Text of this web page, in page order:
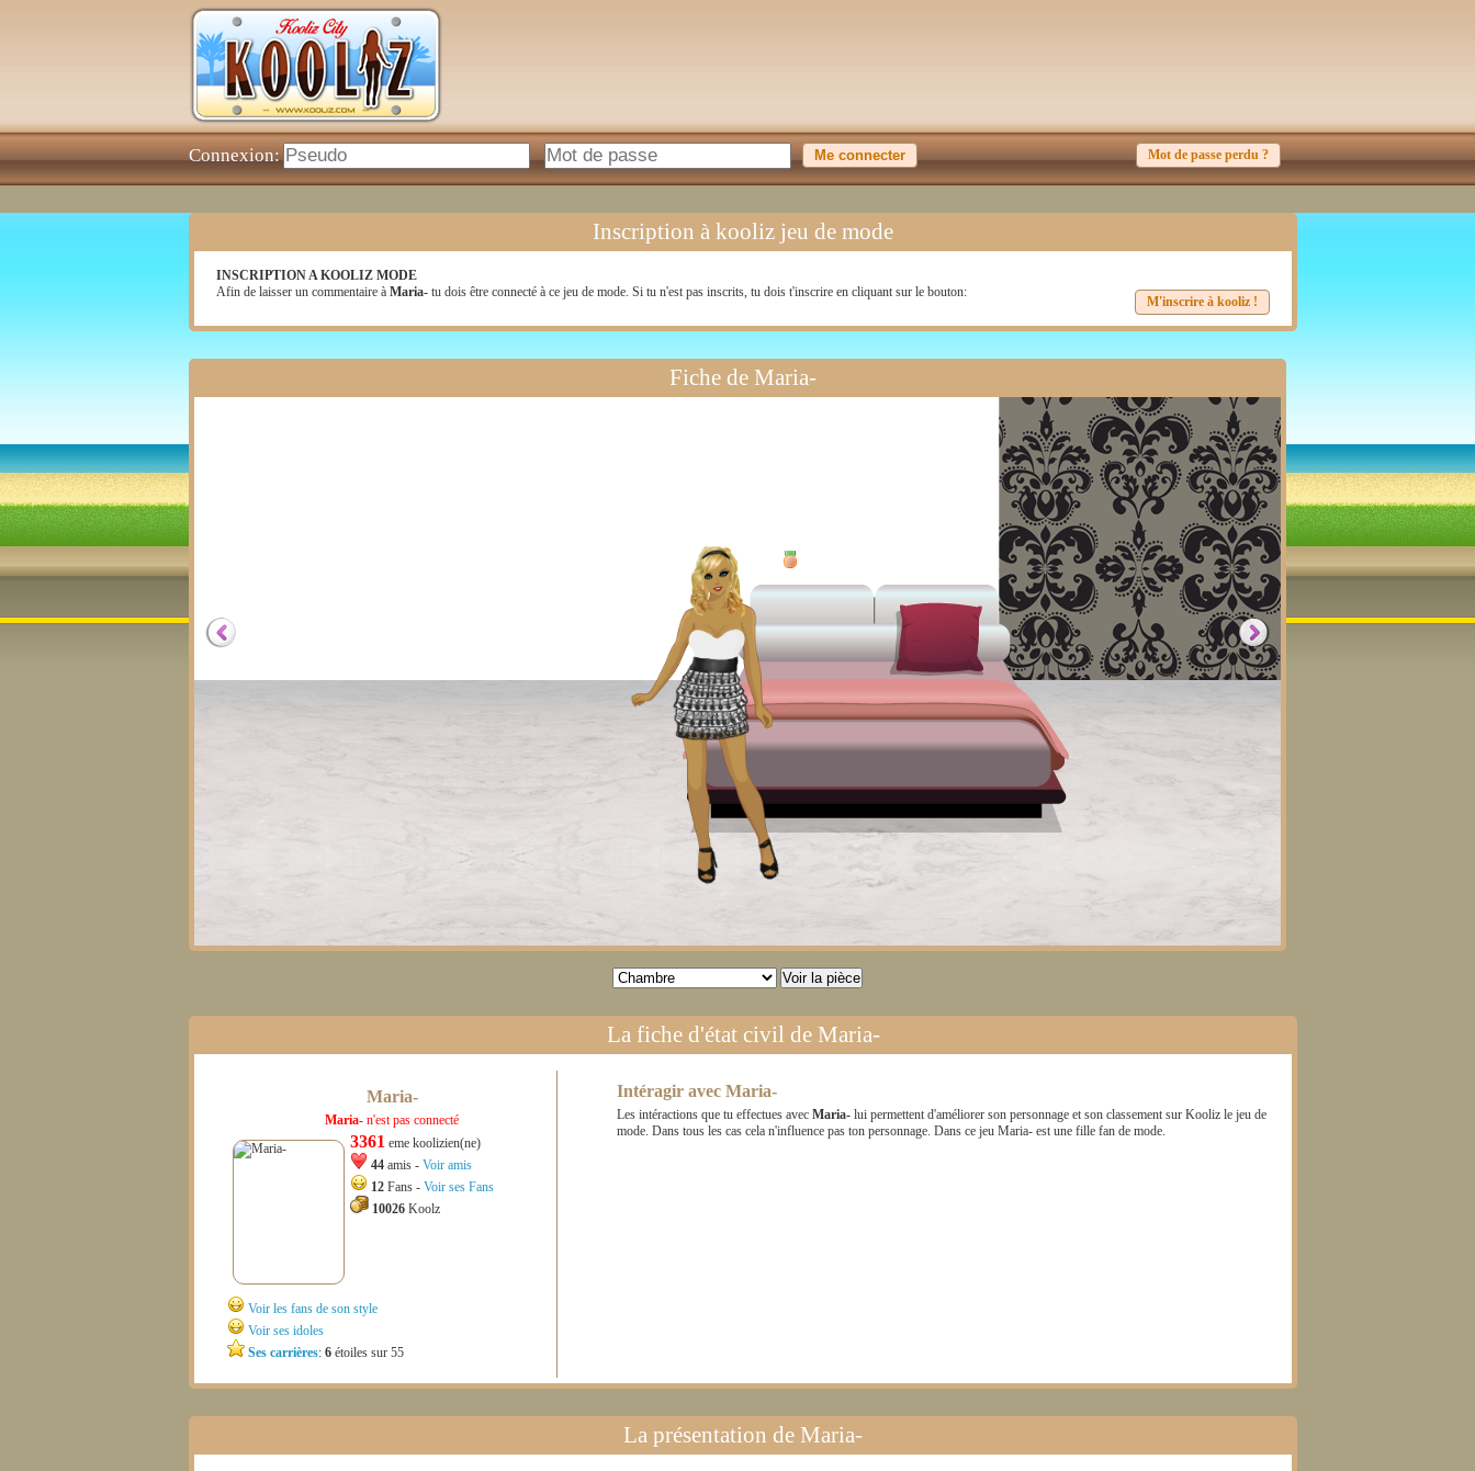
Connexion: Mot de passe perdu ?
Inscription à kooliz jeu de mode
INSCRIPTION A KOOLIZ MODE
Afin de laisser un commentaire à Maria- tu dois être connecté à ce jeu de mode. Si tu n'est pas inscrits, tu dois t'inscrire en cliquant sur le bouton:
M'inscrire à kooliz !
Fiche de Maria-
La fiche d'état civil de Maria-
Maria-
Maria- n'est pas connecté
3361 eme koolizien(ne)
44 amis - Voir amis
12 Fans - Voir ses Fans
10026 Koolz
Voir les fans de son style
Voir ses idoles
Ses carrières: 6 étoiles sur 55
Intéragir avec Maria-
Les intéractions que tu effectues avec Maria- lui permettent d'améliorer son personnage et son classement sur Kooliz le jeu de
mode. Dans tous les cas cela n'influence pas ton personnage. Dans ce jeu Maria- est une fille fan de mode.
La présentation de Maria-